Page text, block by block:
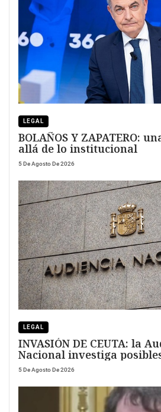
LEGAL
BOLAÑOS Y ZAPATERO:
allá de lo institucional
5 De Agosto De 2026
LEGAL
INVASIÓN DE CEUTA: la
Nacional investiga
previas
5 De Agosto De 2026